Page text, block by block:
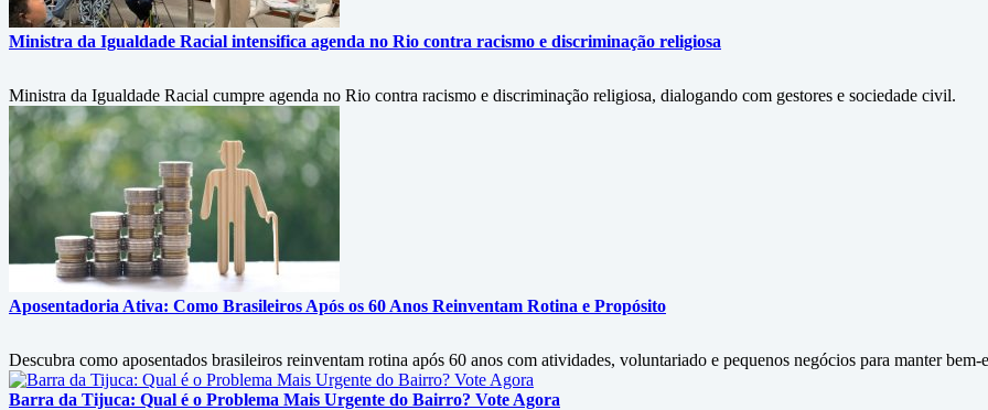
Ministra da Igualdade Racial intensifica agenda no Rio contra racismo e discriminação religiosa
Ministra da Igualdade Racial cumpre agenda no Rio contra racismo e discriminação religiosa, dialogando com gestores e sociedade civil.
Aposentadoria Ativa: Como Brasileiros Após os 60 Anos Reinventam Rotina e Propósito
Descubra como aposentados brasileiros reinventam rotina após 60 anos com atividades, voluntariado e pequenos negócios para manter bem-
Barra da Tijuca: Qual é o Problema Mais Urgente do Bairro? Vote Agora